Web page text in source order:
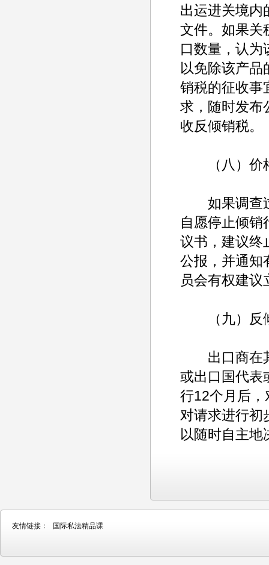
出运进关境内
文件。如果关
口数量，认为
以免除该产
销税的征收事
求，随时发布
收反倾销税。
（八）价
如果调查过
自愿停止倾销
议书，建议终
公报，并通知
员会有权建
（九）反
出口商在其
或出口国代表
行12个月后
对请求进行初
以随时自主
友情链接： 国际私法精品课